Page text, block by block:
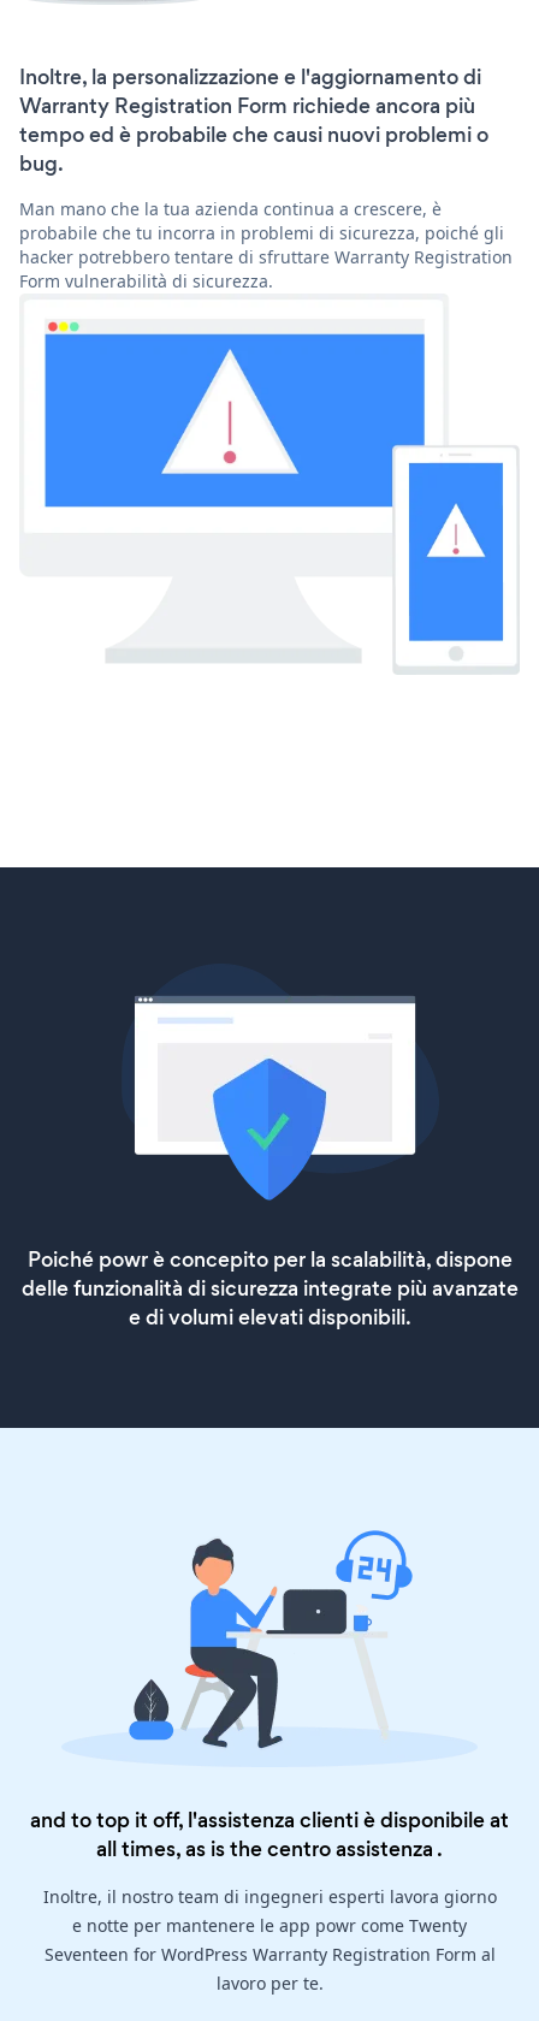
Inoltre, la personalizzazione e l'aggiornamento di
Warranty Registration Form richiede ancora più
tempo ed è probabile che causi nuovi problemi o
bug.
Man mano che la tua azienda continua a crescere, è
probabile che tu incorra in problemi di sicurezza, poiché gli
hacker potrebbero tentare di sfruttare Warranty Registration
Form vulnerabilità di sicurezza.
Poiché powr è concepito per la scalabilità, dispone
delle funzionalità di sicurezza integrate più avanzate
e di volumi elevati disponibili.
and to top it off, l'assistenza clienti è disponibile at
all times, as is thecentro assistenza .
Inoltre, il nostro team di ingegneri esperti lavora giorno
e notte per mantenere le app powr come Twenty
Seventeen for WordPress Warranty Registration Form al
lavoro per te.